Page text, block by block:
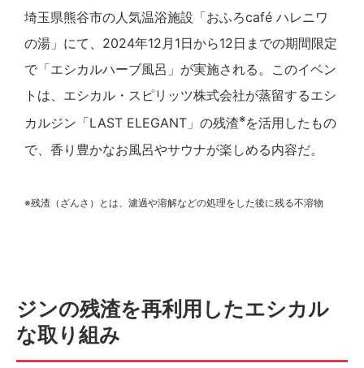
埼玉県熊谷市の人気温浴施設「おふろcafé ハレニワ
の湯」にて、2024年12月1日から12日までの期間限定
で「エシカルハーブ風呂」が実施される。このイベン
トは、エシカル・スピリッツ株式会社が蒸留するエシ
カルジン「LAST ELEGANT」の残渣※を活用したもの
で、香り豊かなお風呂やサウナが楽しめる内容だ。
※残渣（ざんさ）とは、濾過や溶解などの処理をした後に残る不溶物
ジンの残渣を再利用したエシカル
な取り組み